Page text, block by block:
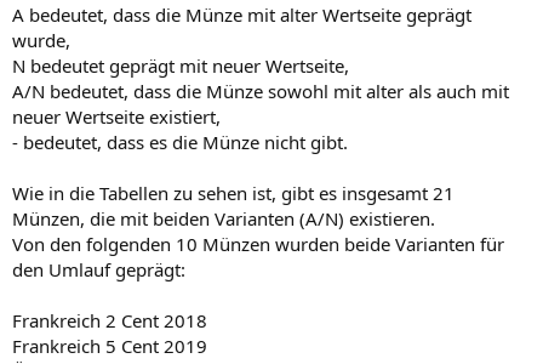
A bedeutet, dass die Münze mit alter Wertseite geprägt
wurde,
N bedeutet geprägt mit neuer Wertseite,
A/N bedeutet, dass die Münze sowohl mit alter als auch mit
neuer Wertseite existiert,
- bedeutet, dass es die Münze nicht gibt.
Wie in die Tabellen zu sehen ist, gibt es insgesamt 21
Münzen, die mit beiden Varianten (A/N) existieren.
Von den folgenden 10 Münzen wurden beide Varianten für
den Umlauf geprägt:
Frankreich 2 Cent 2018
Frankreich 5 Cent 2019